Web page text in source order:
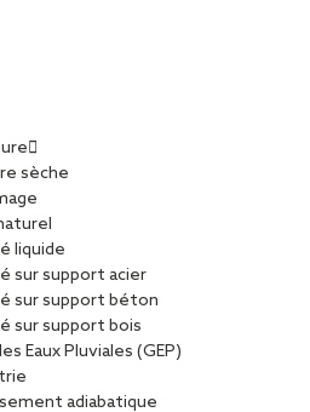
sèche
liquide
sur support acier
sur support béton
sur support bois
Eaux Pluviales (GEP)
adiabatique